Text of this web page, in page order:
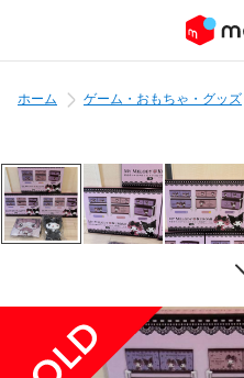
ホーム ゲーム・おもちゃ・グッズ